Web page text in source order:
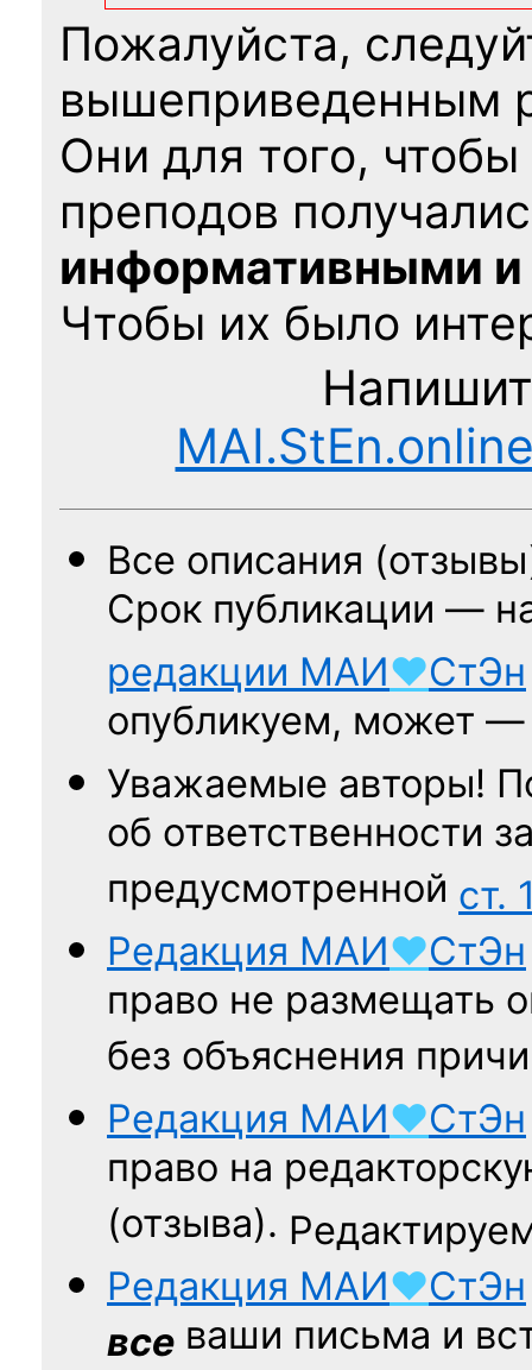
Пожалуйста,
вышеприведенным
Они для того,
преподов
информативными
Чтобы их было
Все описания
Срок публикации —
редакции МАИ♥СтЭн
опубликуем, может
Уважаемые авторы!
об ответственности
предусмотренной ст.
Редакция МАИ♥СтЭн
право не размещать
без объяснения
Редакция МАИ♥СтЭн
право на
(отзыва).
Редакция МАИ♥СтЭн
все ваши письма и